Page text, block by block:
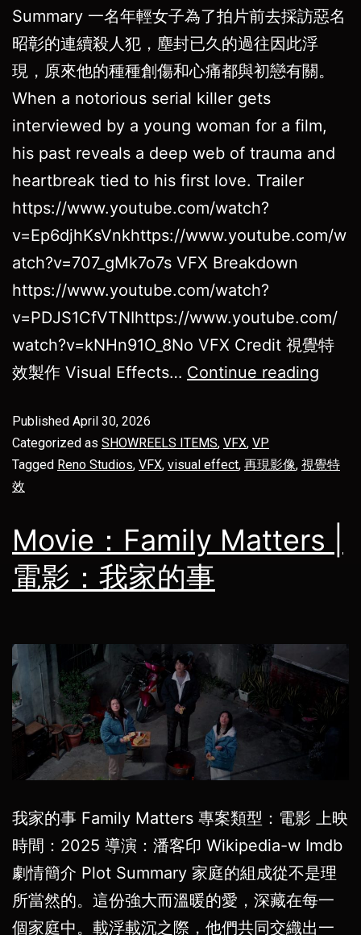
Summary 一名年輕女子為了拍片前去採訪惡名
昭彰的連續殺人犯，塵封已久的過往因此浮
現，原來他的種種創傷和心痛都與初戀有關。
When a notorious serial killer gets
interviewed by a young woman for a film,
his past reveals a deep web of trauma and
heartbreak tied to his first love. Trailer
https://www.youtube.com/watch?
v=Ep6djhKsVnkhttps://www.youtube.com/w
atch?v=707_gMk7o7s VFX Breakdown
https://www.youtube.com/watch?
v=PDJS1CfVTNIhttps://www.youtube.com/
watch?v=kNHn91O_8No VFX Credit 視覺特
效製作 Visual Effects… Continue reading
Published April 30, 2026
Categorized as SHOWREELS ITEMS, VFX, VP
Tagged Reno Studios, VFX, visual effect, 再現影像, 視覺特
效
Movie：Family Matters |
電影：我家的事
我家的事 Family Matters 專案類型：電影 上映
時間：2025 導演：潘客印 Wikipedia-w Imdb
劇情簡介 Plot Summary 家庭的組成從不是理
所當然的。這份強大而溫暖的愛，深藏在每一
個家庭中。載浮載沉之際，他們共同交織出一